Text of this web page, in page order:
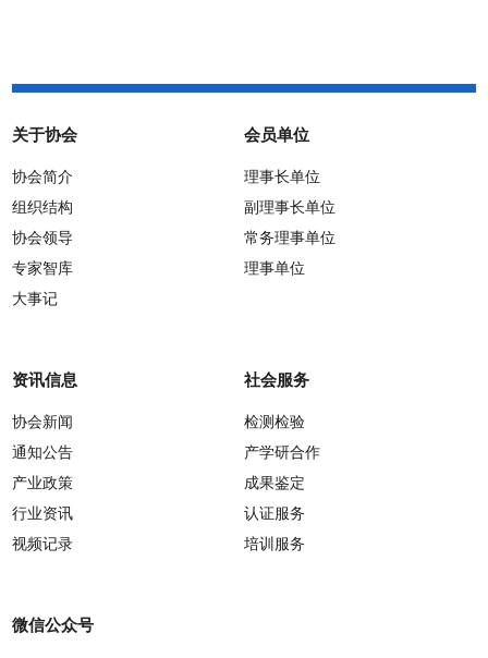
关于协会
协会简介
组织结构
协会领导
专家智库
大事记
会员单位
理事长单位
副理事长单位
常务理事单位
理事单位
资讯信息
协会新闻
通知公告
产业政策
行业资讯
视频记录
社会服务
检测检验
产学研合作
成果鉴定
认证服务
培训服务
微信公众号